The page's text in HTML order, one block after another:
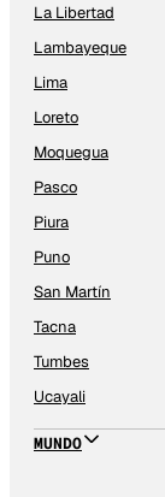
La Libertad
Lambayeque
Lima
Loreto
Moquegua
Pasco
Piura
Puno
San Martín
Tacna
Tumbes
Ucayali
MUNDO